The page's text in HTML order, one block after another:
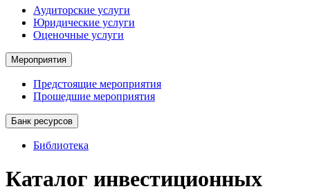
Аудиторские услуги
Юридические услуги
Оценочные услуги
Мероприятия
Предстоящие мероприятия
Прошедшие мероприятия
Банк ресурсов
Библиотека
Каталог инвестиционных